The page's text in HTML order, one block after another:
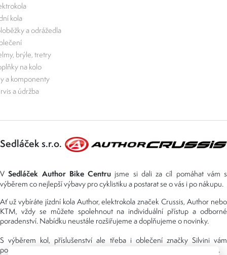
kola
a odrážedla
brýle, tretry
na kolo
a komponenty
a údržba
Sedláček s.r.o.
VSedláček Author Bike Centru jsme si dali za cíl pomáhat vám s
výběrem co nejlepší výbavy pro cyklistiku a postarat se o vás i po nákupu.
Ať už vybíráte jízdní kola Author, elektrokola značek Crussis, Author nebo
KTM, vždy se můžete spolehnout na individuální přístup a odborné
poradenství. Nabídku neustále rozšiřujeme a doplňujeme o novinky.
S výběrem kol, příslušenství ale třeba i oblečení značky Silvini vám
pomáhá náš tým, který cyklistikou žije. V oboru pracujeme už mnoho let.